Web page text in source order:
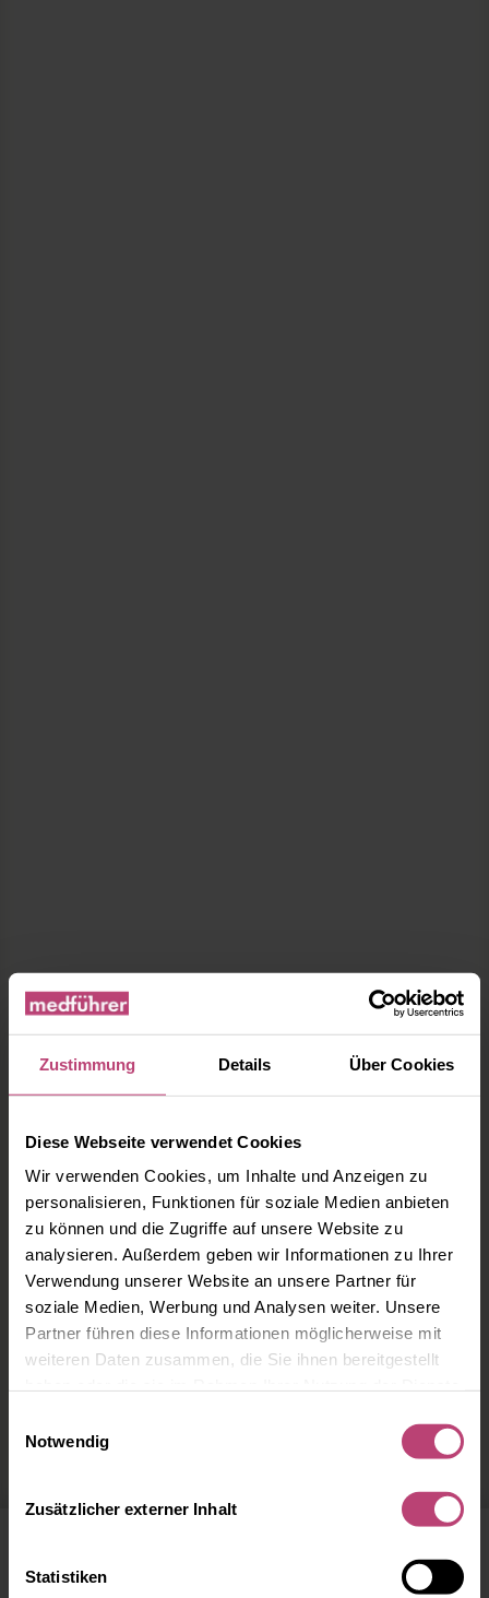
Zustimmung Details Über Cookies
Diese Webseite verwendet Cookies
Wir verwenden Cookies, um Inhalte und Anzeigen zu
personalisieren, Funktionen für soziale Medien anbieten
zu können und die Zugriffe auf unsere Website zu
analysieren. Außerdem geben wir Informationen zu Ihrer
Verwendung unserer Website an unsere Partner für
soziale Medien, Werbung und Analysen weiter. Unsere
Partner führen diese Informationen möglicherweise mit
weiteren Daten zusammen, die Sie ihnen bereitgestellt
Notwendig
Zusätzlicher externer Inhalt
Statistiken
Ärzte in Prenzlau